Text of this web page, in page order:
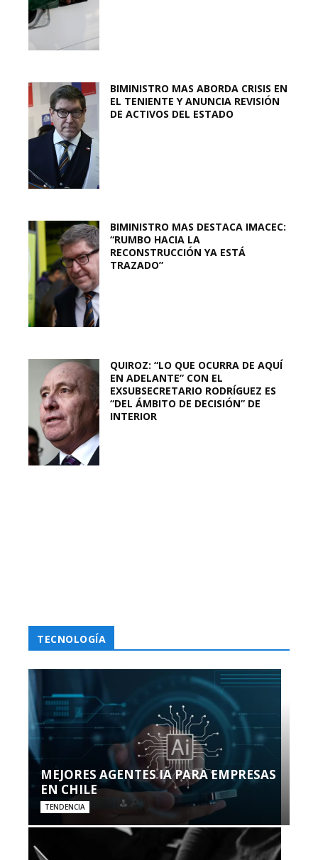
BIMINISTRO MAS ABORDA CRISIS EN
EL TENIENTE Y ANUNCIA REVISIÓN
DE ACTIVOS DEL ESTADO
BIMINISTRO MAS DESTACA IMACEC:
“RUMBO HACIA LA
RECONSTRUCCIÓN YA ESTÁ
TRAZADO”
QUIROZ: “LO QUE OCURRA DE AQUÍ
EN ADELANTE” CON EL
EXSUBSECRETARIO RODRÍGUEZ ES
“DEL ÁMBITO DE DECISIÓN” DE
INTERIOR
TECNOLOGÍA
MEJORES AGENTES IA PARA EMPRESAS
EN CHILE
TENDENCIA